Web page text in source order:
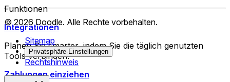
Funktionen
Integrationen
Planen Sie smarter, indem Sie die täglich genutzten
Tools verbinden.
Zahlungen einziehen
©2026Doodle. Alle Rechte vorbehalten.
Sitemap
Privatsphäre-Einstellungen
Rechtshinweis